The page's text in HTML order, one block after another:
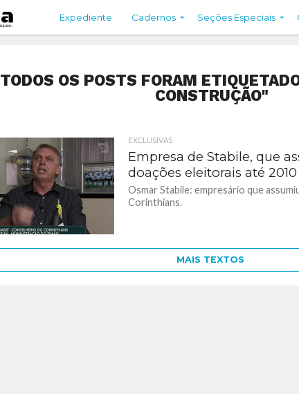
Expediente Cadernos Seções Especiais
TODOS OS POSTS FORAM
CONSTRUÇÃO"
EXCLUSIVAS
Empresa de Stabile, que
doações eleitorais até 2010
Osmar Stabile: empresário que
Corinthians.
MAIS TEXTOS